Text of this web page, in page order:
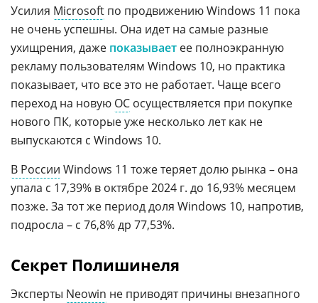
Усилия Microsoft по продвижению Windows 11 пока
не очень успешны. Она идет на самые разные
ухищрения, даже показывает ее полноэкранную
рекламу пользователям Windows 10, но практика
показывает, что все это не работает. Чаще всего
переход на новую ОС осуществляется при покупке
нового ПК, которые уже несколько лет как не
выпускаются с Windows 10.
В России Windows 11 тоже теряет долю рынка – она
упала с 17,39% в октябре 2024 г. до 16,93% месяцем
позже. За тот же период доля Windows 10, напротив,
подросла – с 76,8% др 77,53%.
Секрет Полишинеля
Эксперты Neowin не приводят причины внезапного